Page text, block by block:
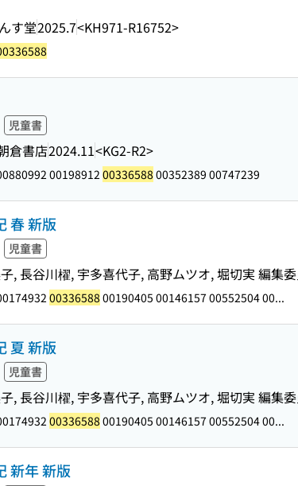
す堂2025.7<KH971-R16752>
児童書
倉書店2024.11<KG2-R2>
0019891200336588 00352389 00747239
春 新版
児童書
, 長谷川櫂, 宇多喜代子, 高野ムツオ, 堀切実 編集
00336588 00190405 00146157 00552504 00...
夏 新版
児童書
, 長谷川櫂, 宇多喜代子, 高野ムツオ, 堀切実 編集
00336588 00190405 00146157 00552504 00...
新年 新版